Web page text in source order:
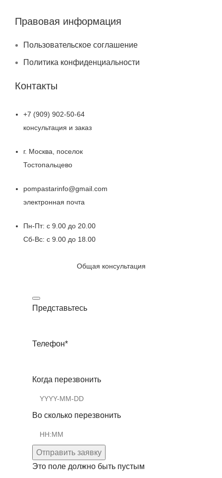
Правовая информация
Пользовательское соглашение
Политика конфиденциальности
Контакты
+7 (909) 902-50-64
консультация и заказ
г. Москва, поселок
Тостопальцево
pompastarinfo@gmail.com
электронная почта
Пн-Пт: с 9.00 до 20.00
Сб-Вс: с 9.00 до 18.00
Общая консультация
Представьтесь
Телефон*
Когда перезвонить
Во сколько перезвонить
Отправить заявку
Это поле должно быть пустым